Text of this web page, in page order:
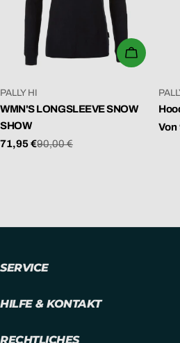
N
G
:
VERKÄUFER:
PALLY HI
WMN'S LONGSLEEVE SNOW
SHOW
Verkaufspreis
71,95 €
Regulärer90,00 €
Von
SERVICE
HILFE & KONTAKT
RECHTLICHES